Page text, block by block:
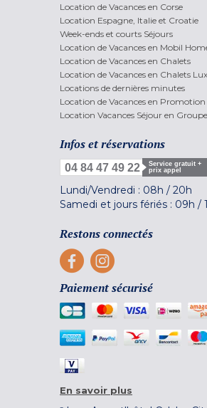
Location de Vacances en Corse
Location Espagne, Italie et Croatie
Week-ends et courts Séjours
Location de Vacances en Mobil
Location de Vacances en Chalets
Location de Vacances en Chalets
Locations de dernières minutes
Location de Vacances en Promotion
Location Vacances Séjour en Groupe
Infos et réservations
04 84 47 49 22
Service gratuit +
prix appel
Lundi/Vendredi : 08h / 20h
Samedi et jours fériés : 09h /
Restons connectés
Paiement sécurisé
En savoir plus